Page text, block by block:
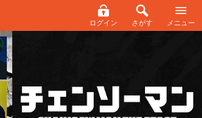
ログイン さがす メニュー